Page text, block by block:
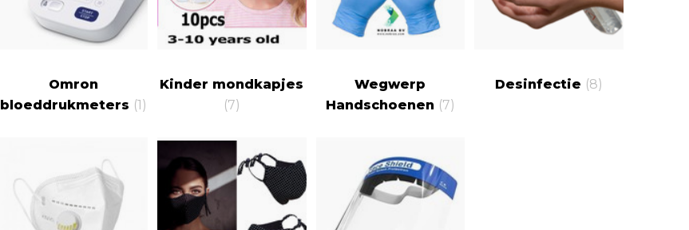
Omron
bloeddrukmeters (1)
Kinder mondkapjes
(7)
Wegwerp
Handschoenen (7)
Desinfectie (8)